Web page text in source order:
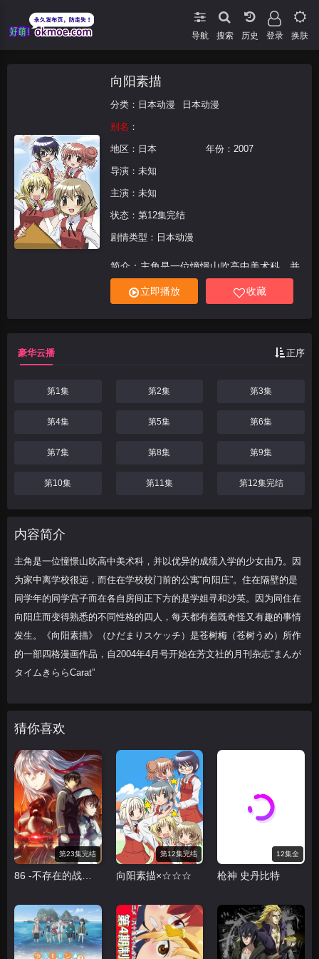
导航 搜索 登录 换肤
向阳素描
分类： 日本动漫 日本动漫
别名 ：
地区： 日本 年份： 2007
导演：未知
主演：未知
状态：第12集完结
剧情类型：日本动漫
简介：主角是一位憧憬山吹高中美术科，并
以优异的成绩入学的少女由乃。因为家中离
学校很远，而住在学校校门前的公寓“向阳
庄”。住在隔壁的是同学年的同学宫子而在
立即播放 收藏
豪华云播 正序
第1集 第2集 第3集
第4集 第5集 第6集
第7集 第8集 第9集
第10集 第11集 第12集完结
内容简介
主角是一位憧憬山吹高中美术科，并以优异的成绩入学的少女由乃。因
为家中离学校很远，而住在学校校门前的公寓“向阳庄”。住在隔壁的是
同学年的同学宫子而在各自房间正下方的是学姐寻和沙英。因为同住在
向阳庄而变得熟悉的不同性格的四人，每天都有着既奇怪又有趣的事情
发生。《向阳素描》（ひだまりスケッチ）是苍树梅（苍树うめ）所作
的一部四格漫画作品，自2004年4月号开始在芳文社的月刊杂志“まんが
タイムきららCarat”
猜你喜欢
第23集完结 第12集完结
向阳素描×☆☆☆
12集全
枪神 史丹比特